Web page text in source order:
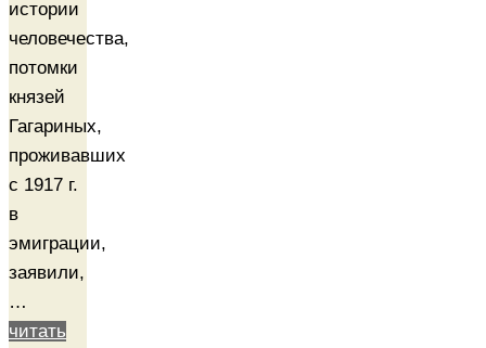
истории
человечества,
потомки
князей
Гагариных,
проживавших
с 1917 г.
в
эмиграции,
заявили,
…
читать